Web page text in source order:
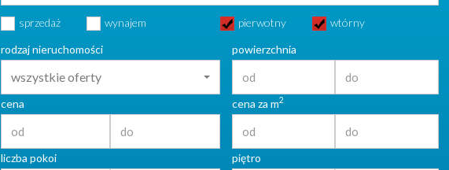
sprzedaż wynajem pierwotny
wtórny
rodzaj nieruchomości
wszystkie oferty
powierzchnia
cena cena za m2
liczba pokoi piętro